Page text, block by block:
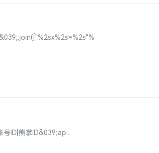
ID|熊掌ID&039;ap...